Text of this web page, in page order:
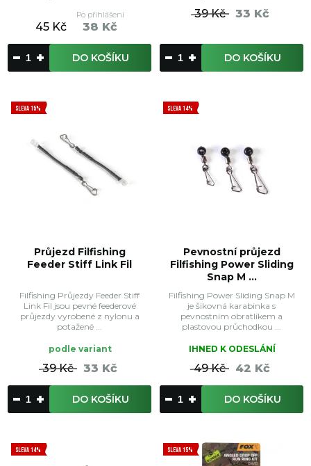
45 Kč
Po přihlášení
38 Kč
DO KOŠÍKU
39 Kč 33 Kč
DO KOŠÍKU
SLEVA 15%
Průjezd Filfishing
Feeder Stiff Link Fil
Filfishing Průjezdy Feeder Stiff
Link Fil jsou pevné feederové
průjezdy vyrobené z nylonu a
potažené ...
podle variant
39 Kč 33 Kč
DO KOŠÍKU
SLEVA 14%
Pevnostní průjezd
Filfishing Power Sliding
Snap M ...
Filfishing Power Sliding Snap M
je šikovná karabinka s
pevnostním obratlíkem a
plastovou průchodkou ...
IHNED K ODESLÁNÍ
49 Kč 42 Kč
DO KOŠÍKU
SLEVA 14% SLEVA 15%